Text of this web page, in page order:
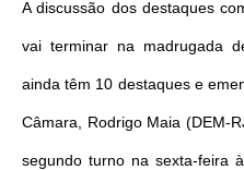
A discussão dos destaques
vai terminar na madrugada
ainda têm 10 destaques e
Câmara, Rodrigo Maia (DEM-
segundo turno na sexta-feira